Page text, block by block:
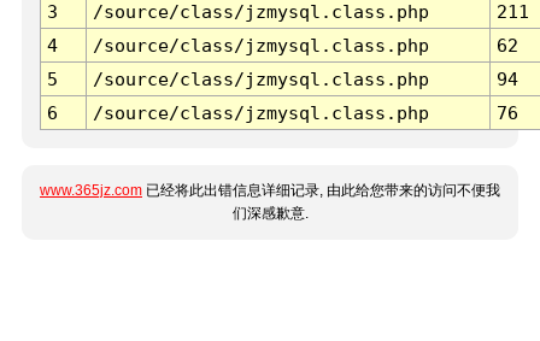
3 /source/class/jzmysql.class.php
211
4
/source/class/jzmysql.class.php
62
5
/source/class/jzmysql.class.php
94
6
/source/class/jzmysql.class.php 76
www.365jz.com 已经将此出错信息详细记录, 由此给您带来的访问不便我
们深感歉意.